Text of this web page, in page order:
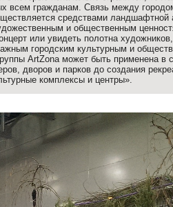
всем гражданам. Связь между
средствами ландшафтной
и общественным
или увидеть полотна
городским культурным и
ArtZona может быть применена в
дворов и парков до создания
комплексы и центры».